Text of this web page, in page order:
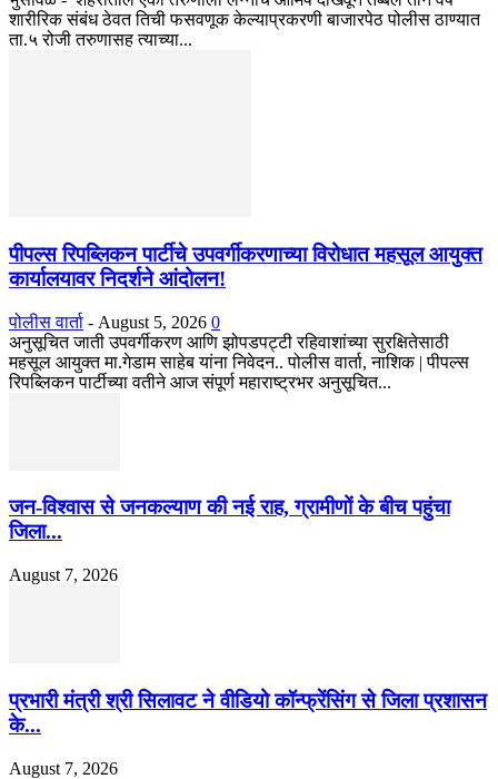
शारीरिक संबंध ठेवत तिची फसवणूक केल्याप्रकरणी बाजारपेठ पोलीस ठाण्यात
ता.५ रोजी तरुणासह त्याच्या...
पीपल्स रिपब्लिकन पार्टीचे उपवर्गीकरणाच्या विरोधात महसूल आयुक्त
कार्यालयावर निदर्शने आंदोलन!
पोलीस वार्ता - August 5, 2026 0
अनुसूचित जाती उपवर्गीकरण आणि झोपडपट्टी रहिवाशांच्या सुरक्षितेसाठी
महसूल आयुक्त मा.गेडाम साहेब यांना निवेदन.. पोलीस वार्ता, नाशिक | पीपल्स
रिपब्लिकन पार्टीच्या वतीने आज संपूर्ण महाराष्ट्रभर अनुसूचित...
जन-विश्वास से जनकल्याण की नई राह, ग्रामीणों के बीच पहुंचा
जिला...
August 7, 2026
प्रभारी मंत्री श्री सिलावट ने वीडियो कॉन्फ्रेंसिंग से जिला प्रशासन
के...
August 7, 2026